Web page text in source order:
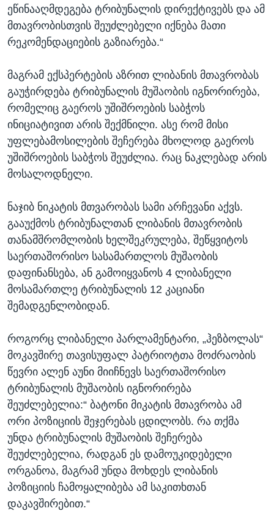
ეწინააღმდეგება ტრიბუნალის დირექტივებს და ამ
მთავრობისთვის შეუძლებელი იქნება მათი
რეკომენდაციების გაზიარება.“
მაგრამ ექსპერტების აზრით ლიბანის მთავრობას
გაუჭირდება ტრიბუნალის მუშაობის იგნორირება,
რომელიც გაეროს უშიშროების საბჭოს
ინიციატივით არის შექმნილი. ასე რომ მისი
უფლებამოსილების შეჩერება მხოლოდ გაეროს
უშიშროების საბჭოს შეუძლია. რაც ნაკლებად არის
მოსალოდნელი.
ნაჯიბ ნიკატის მთვარობას სამი არჩევანი აქვს.
გააუქმოს ტრიბუნალთან ლიბანის მთავრობის
თანამშრომლობის ხელშეკრულება, შეწყვიტოს
საერთაშორისო სასამართლოს მუშაობის
დაფინანსება, ან გამოიყვანოს 4 ლიბანელი
მოსამართლე ტრიბუნალის 12 კაციანი
შემადგენლობიდან.
როგორც ლიბანელი პარლამენტარი, „ჰეზბოლას“
მოკავშირე თავისუფალ პატრიოტთა მოძრაობის
წევრი ალენ აუნი მიიჩნევს საერთაშორისო
ტრიბუნალის მუშაობის იგნორირება
შეუძლებელია:“ ბატონი მიკატის მთავრობა ამ
ორი პოზიციის შეჯერებას ცდილობს. რა თქმა
უნდა ტრიბუნალის მუშაობის შეჩერება
შეუძლებელია, რადგან ეს დამოუკიდებელი
ორგანოა, მაგრამ უნდა მოხდეს ლიბანის
პოზიციის ჩამოყალიბება ამ საკითხთან
დაკავშირებით.“